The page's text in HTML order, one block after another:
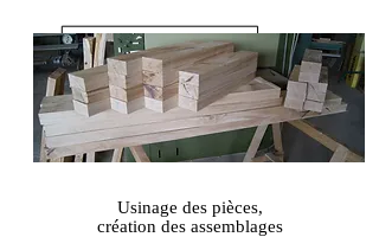
Usinage des pièces,
création des assemblages